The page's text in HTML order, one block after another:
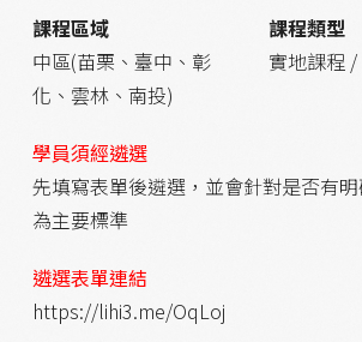
課程區域
中區(苗栗、臺中、彰
化、雲林、南投)
課程類型
實地課程
學員須經遴選
先填寫表單後遴選，並會針對是否有
為主要標準
遴選表單連結
https://lihi3.me/OqLoj